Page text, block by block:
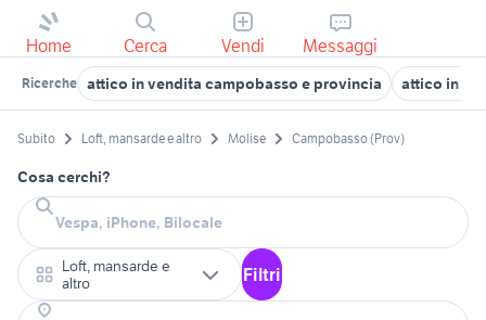
Home Cerca Vendi Messaggi
Ricerche attico in vendita campobasso e provincia attico in
Subito Loft, mansarde e altro Molise Campobasso (Prov)
Cosa cerchi?
Loft, mansarde e
altro
Filtri